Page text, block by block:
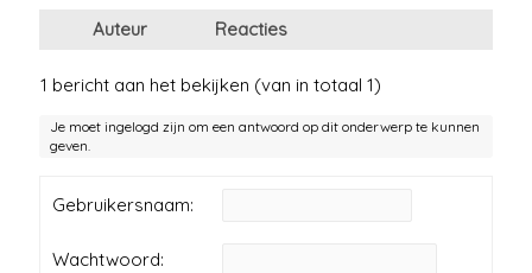
Auteur Reacties
1 bericht aan het bekijken (van in totaal 1)
Je moet ingelogd zijn om een antwoord op dit onderwerp te kunnen
geven.
Gebruikersnaam:
Wachtwoord: